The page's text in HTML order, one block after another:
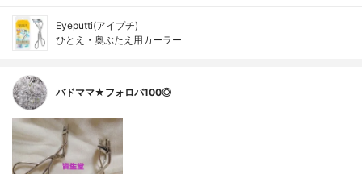
Eyeputti(アイプチ)
ひとえ・奥ぶたえ用カーラー
バドママ★フォロバ100◎